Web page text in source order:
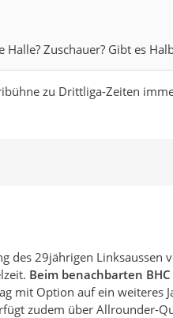
Zuschauer? Gibt es
zu Drittliga-Zeiten
29jährigen Linksaussen
Beim benachbarten
mit Option auf ein weiteres
zudem über Allrounder-